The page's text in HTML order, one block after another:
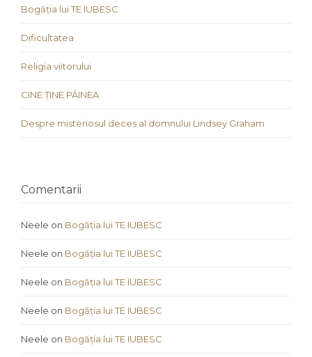
Bogăția lui TE IUBESC
Dificultatea
Religia viitorului
CINE ȚINE PÂINEA
Despre misteriosul deces al domnului Lindsey Graham
Comentarii
Neele on Bogăția lui TE IUBESC
Neele on Bogăția lui TE IUBESC
Neele on Bogăția lui TE IUBESC
Neele on Bogăția lui TE IUBESC
Neele on Bogăția lui TE IUBESC